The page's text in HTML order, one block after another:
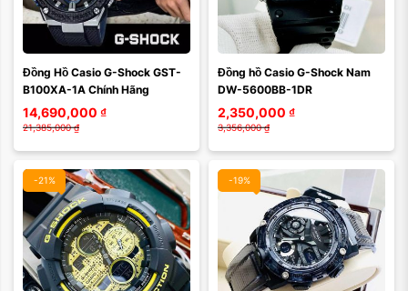
Đồng Hồ Casio G-Shock GST-
B100XA-1A Chính Hãng
14,690,000 ₫
21,385,000 ₫
Đồng hồ Casio G-Shock Nam
DW-5600BB-1DR
2,350,000 ₫
3,356,000 ₫
-21%
Màu mặt:
Xóa
-19%
Màu mặt:
Xóa